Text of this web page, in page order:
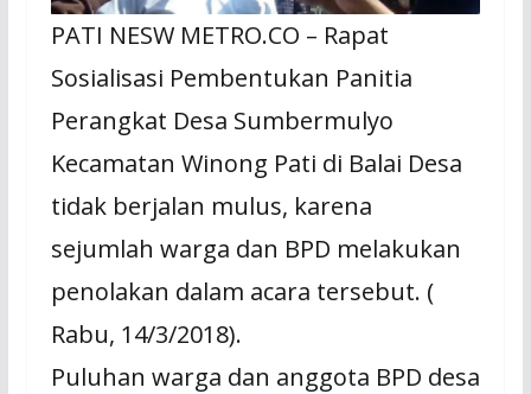
PATI NESW METRO.CO – Rapat
Sosialisasi Pembentukan Panitia
Perangkat Desa Sumbermulyo
Kecamatan Winong Pati di Balai Desa
tidak berjalan mulus, karena
sejumlah warga dan BPD melakukan
penolakan dalam acara tersebut. (
Rabu, 14/3/2018).
Puluhan warga dan anggota BPD desa